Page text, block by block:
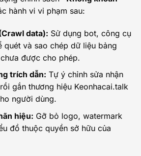
hành vi vi phạm sau:
data): Sử dụng bot, công cụ
quét và sao chép dữ liệu bảng
được cho phép.
trích dẫn: Tự ý chỉnh sửa nhận
gắn thương hiệu Keonhacai.talk
người dùng.
hiệu: Gỡ bỏ logo, watermark
đồ thuộc quyền sở hữu của